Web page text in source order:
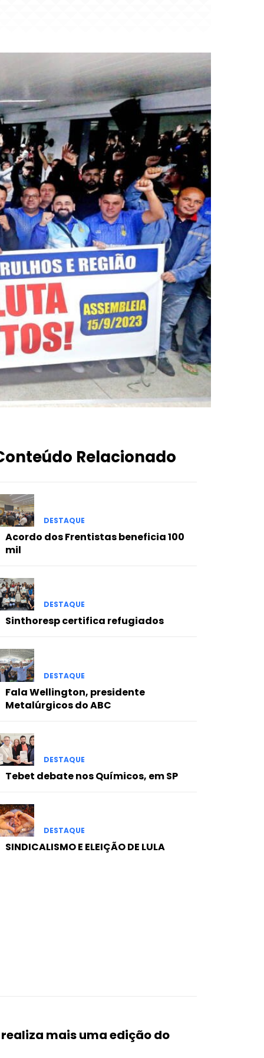
Relacionado
DESTAQUE
Acordo dos Frentistas beneficia 100
mil
DESTAQUE
Sinthoresp certifica refugiados
DESTAQUE
Fala Wellington, presidente
Metalúrgicos do ABC
DESTAQUE
Tebet debate nos Químicos, em SP
DESTAQUE
SINDICALISMO E ELEIÇÃO DE LULA
mais uma edição do